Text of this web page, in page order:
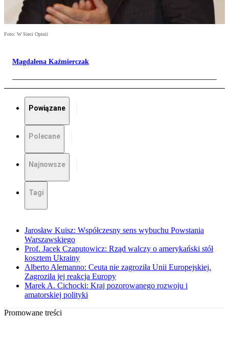
Foto: W Sieci Opinii
Magdalena Kaźmierczak
Powiązane
Polecane
Najnowsze
Tagi
Jarosław Kuisz: Współczesny sens wybuchu Powstania
Warszawskiego
Prof. Jacek Czaputowicz: Rząd walczy o amerykański stół
kosztem Ukrainy
Alberto Alemanno: Ceuta nie zagroziła Unii Europejskiej.
Zagroziła jej reakcja Europy
Marek A. Cichocki: Kraj pozorowanego rozwoju i
amatorskiej polityki
Promowane treści